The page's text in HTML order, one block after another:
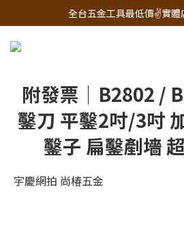
🔧電動工具&五金唯一首選
全台五金工具最低價✌️實體
配有專業維修部門🔧品質
附發票｜B2802 /
鑿刀 平鑿2吋/3吋
鑿子 扁鑿剷墻
宇慶網拍 尚椿五金